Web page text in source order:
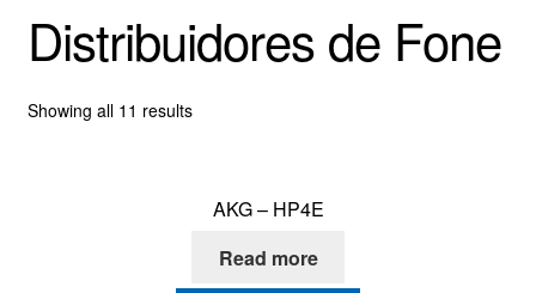
RF
VÍDEO
Distribuidores de Fone
Showing all 11 results
AKG – HP4E
Read more